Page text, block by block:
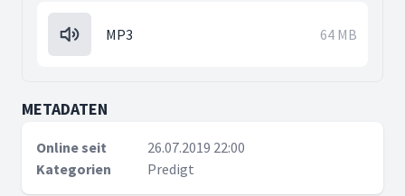
MP3 64 MB
METADATEN
Online seit
26.07.2019 22:00
Kategorien
Predigt